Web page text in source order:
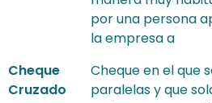
por una persona
la empresa a
Cheque
Cruzado
Cheque en el que
paralelas y que